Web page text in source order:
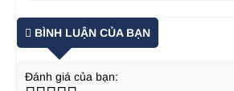
BÌNH LUẬN CỦA BẠN
Đánh giá của bạn: